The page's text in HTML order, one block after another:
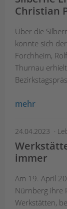
Christian
Über die
konnte sich
Forchheim,
Thurnau
mehr
24.04.2023
immer
Am 19. April
Nürnberg ihre
Werkstätten,